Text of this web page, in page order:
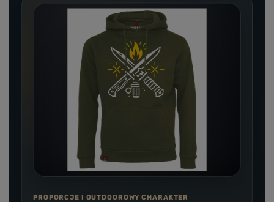
PROPORCJE I OUTDOOROWY CHARAKTER